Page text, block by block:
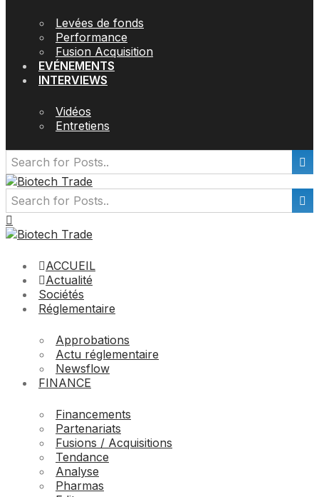
Levées de fonds
Performance
Fusion Acquisition
EVÉNEMENTS
INTERVIEWS
Vidéos
Entretiens
ACCUEIL
Actualité
Sociétés
Réglementaire
Approbations
Actu réglementaire
Newsflow
FINANCE
Financements
Partenariats
Fusions / Acquisitions
Tendance
Analyse
Pharmas